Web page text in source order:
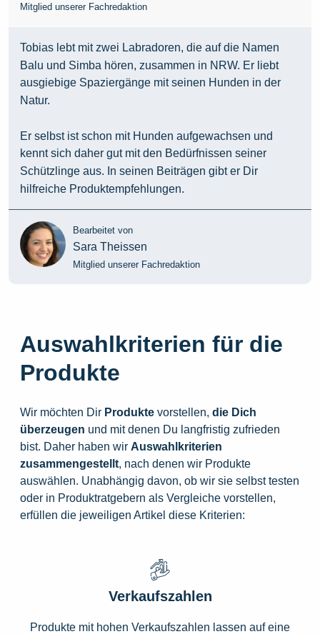
Mitglied unserer Fachredaktion
Tobias lebt mit zwei Labradoren, die auf die Namen
Balu und Simba hören, zusammen in NRW. Er liebt
ausgiebige Spaziergänge mit seinen Hunden in der
Natur.
Er selbst ist schon mit Hunden aufgewachsen und
kennt sich daher gut mit den Bedürfnissen seiner
Schützlinge aus. In seinen Beiträgen gibt er Dir
hilfreiche Produktempfehlungen.
Bearbeitet von
Sara Theissen
Mitglied unserer Fachredaktion
Auswahlkriterien für die
Produkte
Wir möchten Dir Produkte vorstellen, die Dich
überzeugen und mit denen Du langfristig zufrieden
bist. Daher haben wir Auswahlkriterien
zusammengestellt, nach denen wir Produkte
auswählen. Unabhängig davon, ob wir sie selbst testen
oder in Produktratgebern als Vergleiche vorstellen,
erfüllen die jeweiligen Artikel diese Kriterien:
Verkaufszahlen
Produkte mit hohen Verkaufszahlen lassen auf eine